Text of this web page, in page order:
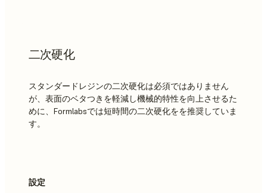
二次硬化
スタンダードレジンの二次硬化は必須ではありません
が、表面のベタつきを軽減し機械的特性を向上させるた
めに、Formlabsでは短時間の二次硬化をを推奨していま
す。
設定